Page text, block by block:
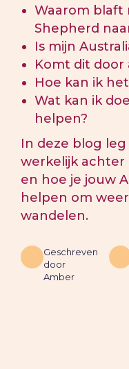
Waarom blaft
Shepherd
Is mijn
Komt dit door
Hoe kan ik
Wat kan ik
helpen?
In deze blog
werkelijk
en hoe je jouw
helpen om
wandelen.
Geschreven
door
Amber